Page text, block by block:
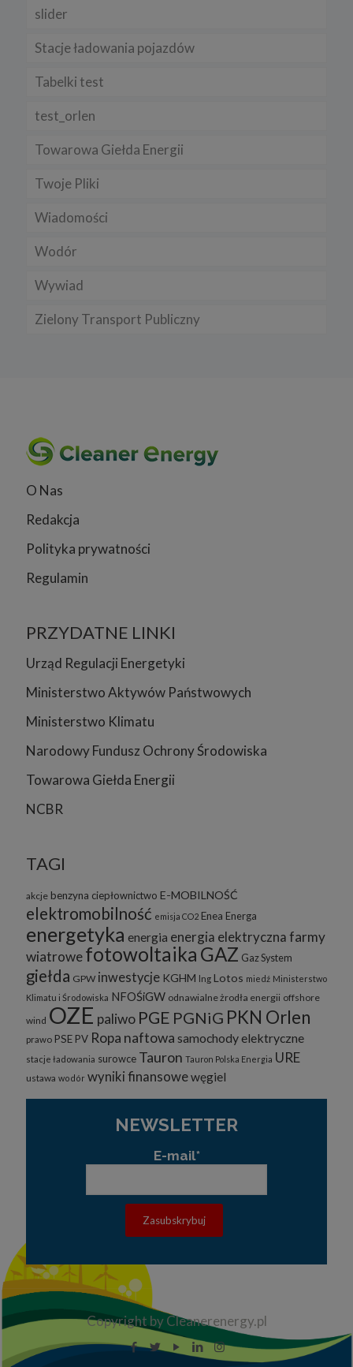
slider
Stacje ładowania pojazdów
Tabelki test
test_orlen
Towarowa Giełda Energii
Twoje Pliki
Wiadomości
Wodór
Wywiad
Zielony Transport Publiczny
O Nas
Redakcja
Polityka prywatności
Regulamin
PRZYDATNE LINKI
Urząd Regulacji Energetyki
Ministerstwo Aktywów Państwowych
Ministerstwo Klimatu
Narodowy Fundusz Ochrony Środowiska
Towarowa Giełda Energii
NCBR
TAGI
akcje benzyna ciepłownictwo E-MOBILNOŚĆ
elektromobilność emisja CO2 Enea Energa
energetyka energia energia elektrycznafarmy
wiatrowefotowoltaika GAZ Gaz System
giełda GPW inwestycje KGHM lng Lotos miedź Ministerstwo
Klimatu i Środowiska NFOŚiGW odnawialne żrodła energii offshore
wind OZE paliwo PGE PGNiG PKN Orlen
prawo PSE PV Ropa naftowa samochody elektryczne
stacje ładowania surowce Tauron Tauron Polska Energia URE
ustawa wodór wyniki finansowewęgiel
NEWSLETTER
E-mail*
Copyright by Cleanerenergy.pl